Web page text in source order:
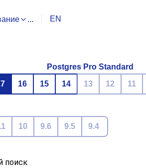
... EN
Postgres Pro Standard
16 15 14 13 12 11
10 9.6 9.5 9.4
поиск